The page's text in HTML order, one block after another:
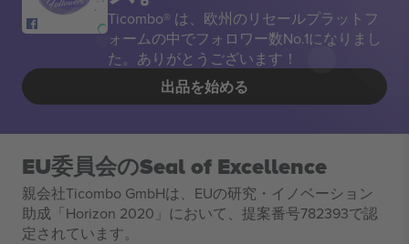
Ticombo® は、欧州のリセールプラットフ
ォームの中でフォロワー数No.1になりまし
た。ありがとうございます！
出品を始める
EU委員会のSeal of Excellence
親会社Ticombo GmbHは、EUの研究・イノベーション
助成「Horizon 2020」において、提案番号782393で認
定されています。